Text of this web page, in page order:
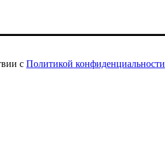
с Политикой конфиденциальности